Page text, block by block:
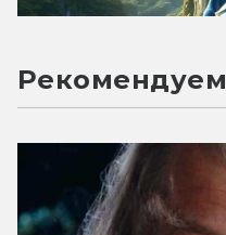
Рекомендуем